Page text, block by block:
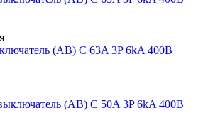
(АВ) C 63A 3P 6kA 400В